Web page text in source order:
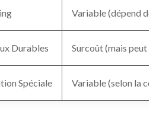
Variable (dépend de
Durables Surcoût (mais peut
Spéciale Variable (selon la